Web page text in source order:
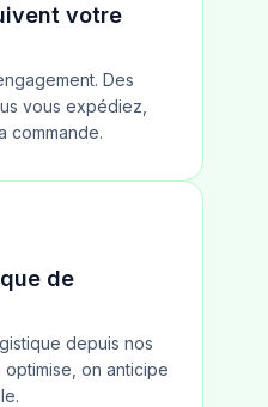
votre
Des
vous expédiez,
commande.
de
depuis nos
on anticipe